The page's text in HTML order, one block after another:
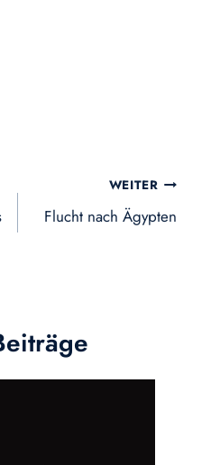
WEITER
Flucht nach Ägypten